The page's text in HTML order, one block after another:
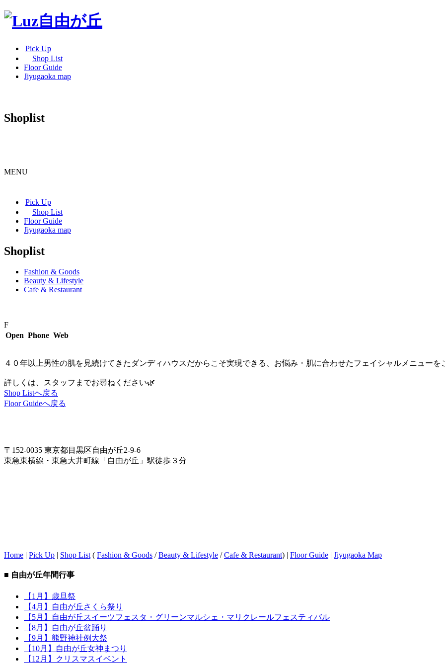
Pick Up
Shop List
Floor Guide
Jiyugaoka map
Shoplist
MENU
Pick Up
Shop List
Floor Guide
Jiyugaoka map
Shoplist
Fashion & Goods
Beauty & Lifestyle
Cafe & Restaurant
F
Open Phone Web
４０年以上男性の肌を見続けてきたダンディハウスだからこそ実現できる、お悩み・肌に合わせたフェイシャルメニューを
詳しくは、スタッフまでお尋ねください🌿
Shop Listへ戻る
Floor Guideへ戻る
〒152-0035 東京都目黒区自由が丘2-9-6
東急東横線・東急大井町線「自由が丘」駅徒歩３分
Home | Pick Up | Shop List ( Fashion & Goods /Beauty & Lifestyle /Cafe & Restaurant) | Floor Guide | Jiyugaoka Map
■ 自由が丘年間行事
【1月】歳旦祭
【4月】自由が丘さくら祭り
【5月】自由が丘スイーツフェスタ・グリーンマルシェ・マリクレールフェスティバル
【8月】自由が丘盆踊り
【9月】熊野神社例大祭
【10月】自由が丘女神まつり
【12月】クリスマスイベント